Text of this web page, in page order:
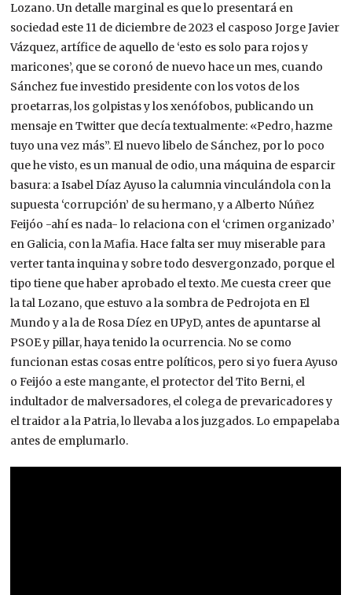
Lozano. Un detalle marginal es que lo presentará en
sociedad este 11 de diciembre de 2023 el casposo Jorge Javier
Vázquez, artífice de aquello de ‘esto es solo para rojos y
maricones’, que se coronó de nuevo hace un mes, cuando
Sánchez fue investido presidente con los votos de los
proetarras, los golpistas y los xenófobos, publicando un
mensaje en Twitter que decía textualmente: «Pedro, hazme
tuyo una vez más”. El nuevo libelo de Sánchez, por lo poco
que he visto, es un manual de odio, una máquina de esparcir
basura: a Isabel Díaz Ayuso la calumnia vinculándola con la
supuesta ‘corrupción’ de su hermano, y a Alberto Núñez
Feijóo -ahí es nada- lo relaciona con el ‘crimen organizado’
en Galicia, con la Mafia. Hace falta ser muy miserable para
verter tanta inquina y sobre todo desvergonzado, porque el
tipo tiene que haber aprobado el texto. Me cuesta creer que
la tal Lozano, que estuvo a la sombra de Pedrojota en El
Mundo y a la de Rosa Díez en UPyD, antes de apuntarse al
PSOE y pillar, haya tenido la ocurrencia. No se como
funcionan estas cosas entre políticos, pero si yo fuera Ayuso
o Feijóo a este mangante, el protector del Tito Berni, el
indultador de malversadores, el colega de prevaricadores y
el traidor a la Patria, lo llevaba a los juzgados. Lo empapelaba
antes de emplumarlo.